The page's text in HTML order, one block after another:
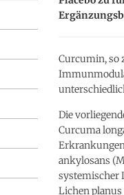
Curcumin, so
Die
Curcuma
ankylosans
systemischer
Lichen